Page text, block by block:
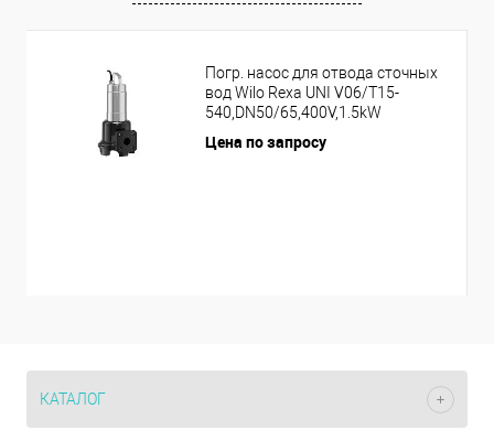
Погр. насос для отвода сточных
вод Wilo Rexa UNI V06/T15-
540,DN50/65,400V,1.5kW
Цена по запросу
КАТАЛОГ